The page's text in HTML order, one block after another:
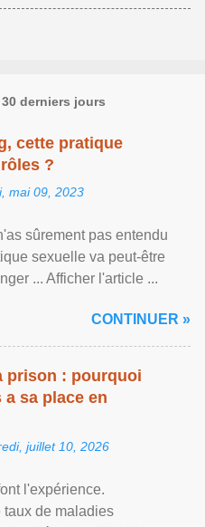
derniers jours
cette pratique
?
mai 09, 2023
sûrement pas entendu
sexuelle va peut-être
... Afficher l'article ...
CONTINUER »
prison : pourquoi
sa place en
juillet 10, 2026
l'expérience.
de maladies